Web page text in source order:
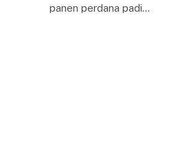
panen perdana padi…